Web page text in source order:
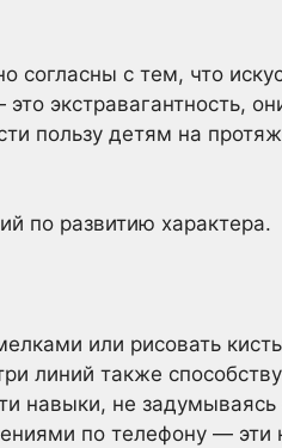
согласны с тем, что
экстравагантность,
пользу детям на
по развитию характера.
или рисовать
линий также
навыки, не
по телефону — эти